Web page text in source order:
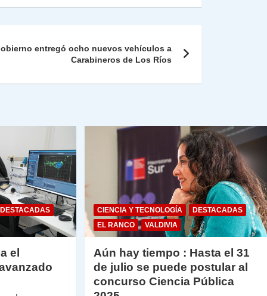
entregó ocho nuevos vehículos a
Carabineros de Los Ríos
DESTACADAS
el
CIENCIA Y TECNOLOGÍA
DESTACADAS
EL RANCO
VALDIVIA
Aún hay tiempo : Hasta el 31
de julio se puede postular al
concurso Ciencia Pública